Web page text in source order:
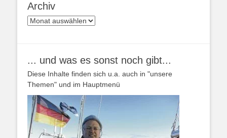
Archiv
Archiv
... und was es sonst noch gibt...
Diese Inhalte finden sich u.a. auch in "unsere
Themen" und im Hauptmenü